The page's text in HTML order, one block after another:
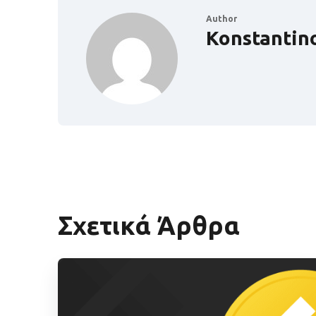
Author
Σχετικά Άρθρα